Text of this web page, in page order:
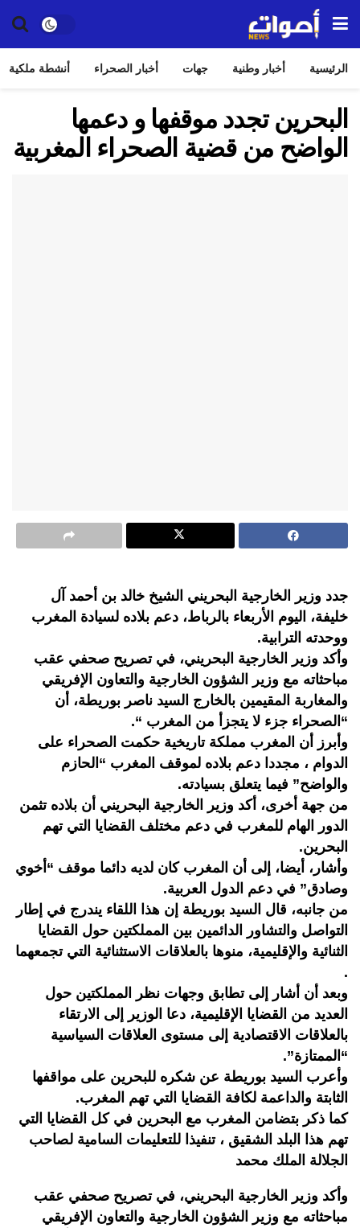
الرئيسية أخبار وطنية جهات أخبار الصحراء أنشطة ملكية
البحرين تجدد موقفها و دعمها
الواضح من قضية الصحراء المغربية
جدد وزير الخارجية البحريني الشيخ خالد بن أحمد آل
خليفة، اليوم الأربعاء بالرباط، دعم بلاده لسيادة المغرب
ووحدته الترابية.
وأكد وزير الخارجية البحريني، في تصريح صحفي عقب
مباحثاته مع وزير الشؤون الخارجية والتعاون الإفريقي
والمغاربة المقيمين بالخارج السيد ناصر بوريطة، أن
“الصحراء جزء لا يتجزأ من المغرب “.
وأبرز أن المغرب مملكة تاريخية حكمت الصحراء على
الدوام ، مجددا دعم بلاده لموقف المغرب “الحازم
والواضح” فيما يتعلق بسيادته.
من جهة أخرى، أكد وزير الخارجية البحريني أن بلاده تثمن
الدور الهام للمغرب في دعم مختلف القضايا التي تهم
البحرين.
وأشار، أيضا، إلى أن المغرب كان لديه دائما موقف “أخوي
وصادق” في دعم الدول العربية.
من جانبه، قال السيد بوريطة إن هذا اللقاء يندرج في إطار
التواصل والتشاور الدائمين بين المملكتين حول القضايا
الثنائية والإقليمية، منوها بالعلاقات الاستثنائية التي تجمعهما
.
وبعد أن أشار إلى تطابق وجهات نظر المملكتين حول
العديد من القضايا الإقليمية، دعا الوزير إلى الارتقاء
بالعلاقات الاقتصادية إلى مستوى العلاقات السياسية
“الممتازة”.
وأعرب السيد بوريطة عن شكره للبحرين على مواقفها
الثابتة والداعمة لكافة القضايا التي تهم المغرب.
كما ذكر بتضامن المغرب مع البحرين في كل القضايا التي
تهم هذا البلد الشقيق ، تنفيذا للتعليمات السامية لصاحب
الجلالة الملك محمد
وأكد وزير الخارجية البحريني، في تصريح صحفي عقب
مباحثاته مع وزير الشؤون الخارجية والتعاون الإفريقي